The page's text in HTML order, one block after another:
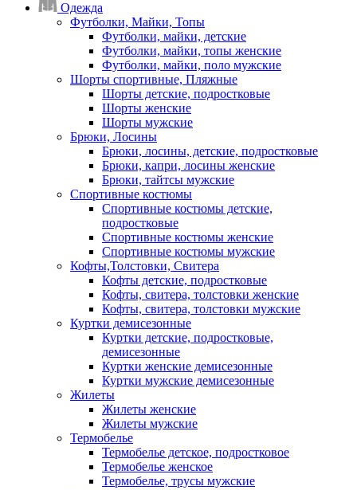
Одежда
Футболки, Майки, Топы
Футболки, майки, детские
Футболки, майки, топы женские
Футболки, майки, поло мужские
Шорты спортивные, Пляжные
Шорты детские, подростковые
Шорты женские
Шорты мужские
Брюки, Лосины
Брюки, лосины, детские, подростковые
Брюки, капри, лосины женские
Брюки, тайтсы мужские
Спортивные костюмы
Спортивные костюмы детские,
подростковые
Спортивные костюмы женские
Спортивные костюмы мужские
Кофты,Толстовки, Свитера
Кофты детские, подростковые
Кофты, свитера, толстовки женские
Кофты, свитера, толстовки мужские
Куртки демисезонные
Куртки детские, подростковые,
демисезонные
Куртки женские демисезонные
Куртки мужские демисезонные
Жилеты
Жилеты женские
Жилеты мужские
Термобелье
Термобелье детское, подростковое
Термобелье женское
Термобелье, трусы мужские